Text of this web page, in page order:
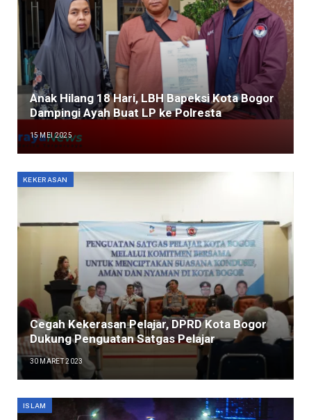
Anak Hilang 18 Hari, LBH Bapeksi Kota Bogor
Dampingi Ayah Buat LP ke Polresta
15 MEI 2025
KEKERASAN
Cegah Kekerasan Pelajar, DPRD Kota Bogor
Dukung Penguatan Satgas Pelajar
30 MARET 2023
ISLAM